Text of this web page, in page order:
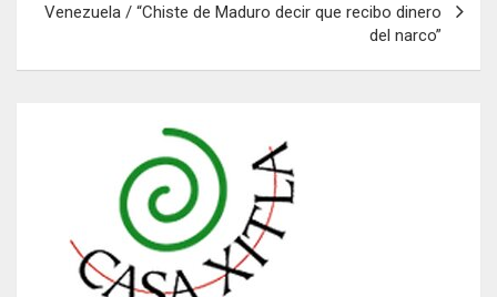
Venezuela / “Chiste de Maduro decir que recibo dinero
del narco”